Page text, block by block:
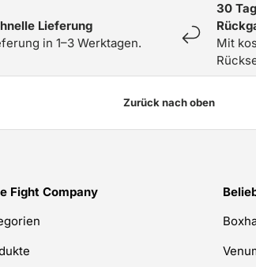
Lieferung
in 1–3 Werktagen.
30
Mit
Zurück nach oben
Fight Company